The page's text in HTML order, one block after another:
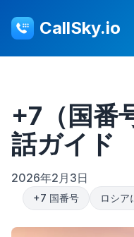
CallSky.io
+7（国番
話ガイド
2026年2月3日
+7 国番号 ロシア